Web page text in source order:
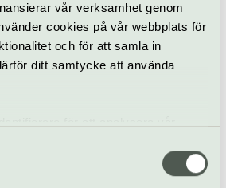
vår verksamhet genom
cookies på vår webbplats för
och för att samla in
ditt samtycke att använda
för sociala medier. Vi
sådana identifierare och annan
under 1910- och 20-talen. I